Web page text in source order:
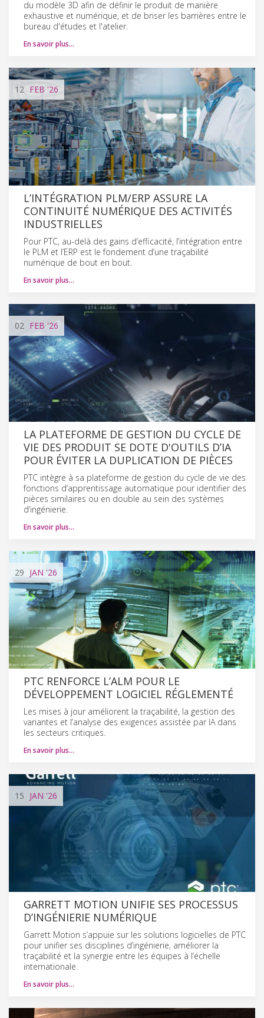
du modèle 3D afin de définir le produit de manière
exhaustive et numérique, et de briser les barrières entre le
bureau d'études et l'atelier.
En savoir plus…
12 FEB '26
L’INTÉGRATION PLM/ERP ASSURE LA
CONTINUITÉ NUMÉRIQUE DES ACTIVITÉS
INDUSTRIELLES
Pour PTC, au-delà des gains d’efficacité, l’intégration entre
le PLM et l’ERP est le fondement d’une traçabilité
numérique de bout en bout.
En savoir plus…
02 FEB '26
LA PLATEFORME DE GESTION DU CYCLE DE
VIE DES PRODUIT SE DOTE D'OUTILS D’IA
POUR ÉVITER LA DUPLICATION DE PIÈCES
PTC intègre à sa plateforme de gestion du cycle de vie des
fonctions d’apprentissage automatique pour identifier des
pièces similaires ou en double au sein des systèmes
d’ingénierie.
En savoir plus…
29 JAN '26
PTC RENFORCE L’ALM POUR LE
DÉVELOPPEMENT LOGICIEL RÉGLEMENTÉ
Les mises à jour améliorent la traçabilité, la gestion des
variantes et l’analyse des exigences assistée par IA dans
les secteurs critiques.
En savoir plus…
15 JAN '26
GARRETT MOTION UNIFIE SES PROCESSUS
D’INGÉNIERIE NUMÉRIQUE
Garrett Motion s’appuie sur les solutions logicielles de PTC
pour unifier ses disciplines d’ingénierie, améliorer la
traçabilité et la synergie entre les équipes à l’échelle
internationale.
En savoir plus…